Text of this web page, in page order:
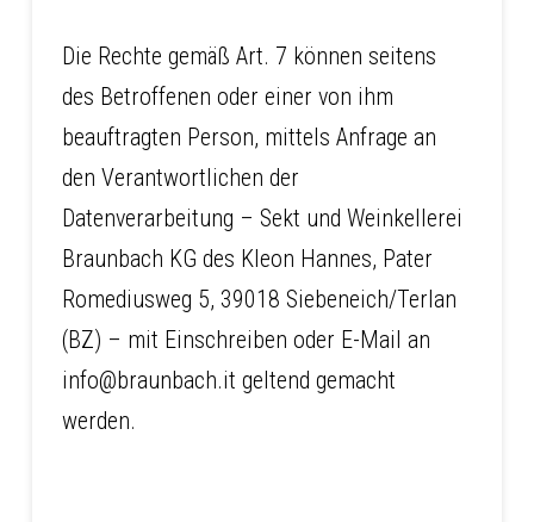
Die Rechte gemäß Art. 7 können seitens
des Betroffenen oder einer von ihm
beauftragten Person, mittels Anfrage an
den Verantwortlichen der
Datenverarbeitung – Sekt und Weinkellerei
Braunbach KG des Kleon Hannes, Pater
Romediusweg 5, 39018 Siebeneich/Terlan
(BZ) – mit Einschreiben oder E-Mail an
info@braunbach.it geltend gemacht
werden.